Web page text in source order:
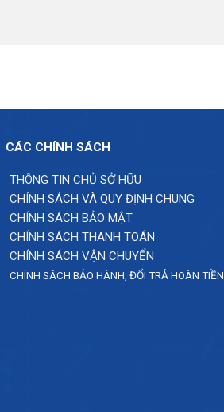
CÁC CHÍNH SÁCH
THÔNG TIN CHỦ SỞ HỮU
CHÍNH SÁCH VÀ QUY ĐỊNH CHUNG
CHÍNH SÁCH BẢO MẬT
CHÍNH SÁCH THANH TOÁN
CHÍNH SÁCH VẬN CHUYỂN
CHÍNH SÁCH BẢO HÀNH, ĐỔI TRẢ HOÀN TIỀN